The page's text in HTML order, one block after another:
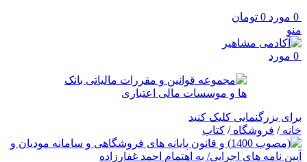
0 مورد 0 تومان
منو
0 مورد
برای بزرگنمایی کلیک کنید
خانه/ فروشگاه/ کتاب